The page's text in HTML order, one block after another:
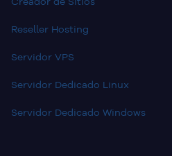
Reseller Hosting
Servidor VPS
Servidor Dedicado Linux
Servidor Dedicado Windows